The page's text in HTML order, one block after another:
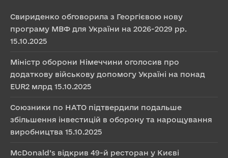
Свириденко обговорила з Георгієвою нову
програму МВФ для України на 2026-2029 рр.
15.10.2025
Міністр оборони Німеччини оголосив про
додаткову військову допомогу Україні на понад
EUR2 млрд 15.10.2025
Союзники по НАТО підтвердили подальше
збільшення інвестицій в оборону та нарощування
виробництва 15.10.2025
McDonald’s відкрив 49-й ресторан у Києві